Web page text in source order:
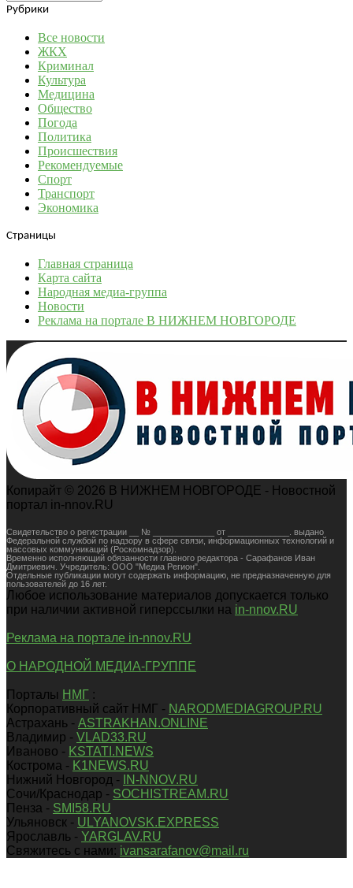
Рубрики
Все новости
ЖКХ
Криминал
Культура
Медицина
Общество
Погода
Политика
Происшествия
Рекомендуемые
Спорт
Транспорт
Экономика
Страницы
Главная страница
Карта сайта
Народная медиа-группа
Новости
Реклама на портале В НИЖНЕМ НОВГОРОДЕ
Копирайт © 2026 В НИЖНЕМ НОВГОРОДЕ - Новостной
портал in-nnov.RU
Свидетельство о регистрации __ № _____________ от _____________. выдано
Федеральной службой по надзору в сфере связи, информационных технологий и
массовых коммуникаций (Роскомнадзор).
Временно исполняющий обязанности главного редактора - Сарафанов Иван
Дмитриевич. Учредитель: ООО "Медиа Регион".
Отдельные публикации могут содержать информацию, не предназначенную для
пользователей до 16 лет.
Любое использование материалов допускается только
при наличии активной гиперссылки на in-nnov.RU
Реклама на портале in-nnov.RU
О НАРОДНОЙ МЕДИА-ГРУППЕ
Порталы НМГ :
Корпоративный сайт НМГ - NARODMEDIAGROUP.RU
Астрахань - ASTRAKHAN.ONLINE
Владимир - VLAD33.RU
Иваново - KSTATI.NEWS
Кострома - K1NEWS.RU
Нижний Новгород -
IN-NNOV.RU
Сочи/Краснодар - SOCHISTREAM.RU
Пенза - SMI58.RU
Ульяновск - ULYANOVSK.EXPRESS
Ярославль - YARGLAV.RU
Свяжитесь с нами: ivansarafanov@mail.ru